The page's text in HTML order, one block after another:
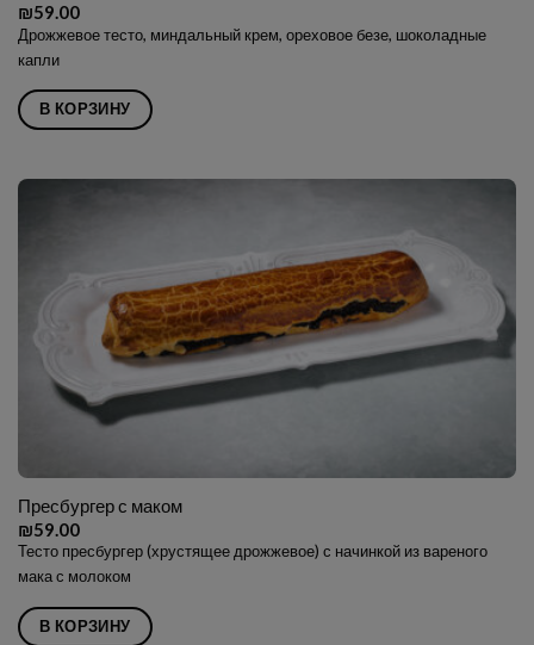
₪59.00
Дрожжевое тесто, миндальный крем, ореховое безе, шоколадные
капли
В КОРЗИНУ
Пресбургер с маком
₪59.00
Тесто пресбургер (хрустящее дрожжевое) с начинкой из вареного
мака с молоком
В КОРЗИНУ